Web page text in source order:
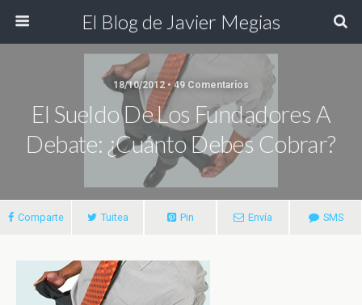
El Blog de Javier Megias
18/10/2012 • 49 Comentarios
El Sueldo De Los Fundadores A
Debate: ¿Cuánto Debes Cobrar?
Comparte Tuitea Pin Envía SMS